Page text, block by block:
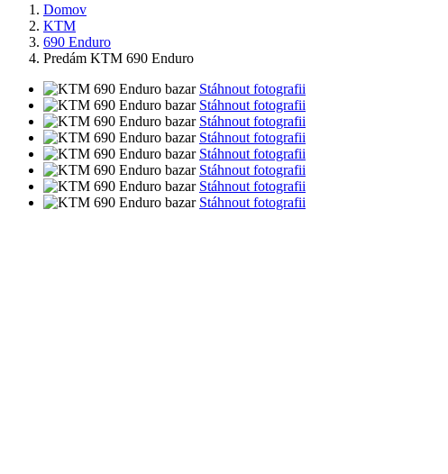
Domov
KTM
690 Enduro
Predám KTM 690 Enduro
Stáhnout fotografii
Stáhnout fotografii
Stáhnout fotografii
Stáhnout fotografii
Stáhnout fotografii
Stáhnout fotografii
Stáhnout fotografii
Stáhnout fotografii